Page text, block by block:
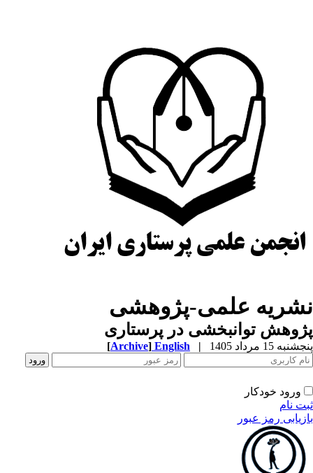
علمی-پژوهشی
توانبخشی در پرستاری
15 مرداد 1405 |
English
[Archive]
ورود خودکار
نام
رمز عبور